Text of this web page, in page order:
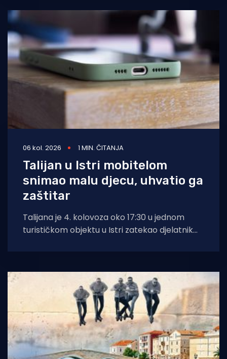
06 kol. 2026 1 MIN. ČITANJA
Talijan u Istri mobitelom
snimao malu djecu, uhvatio ga
zaštitar
Talijana je 4. kolovoza oko 17:30 u jednom
turističkom objektu u Istri zatekao djelatnik